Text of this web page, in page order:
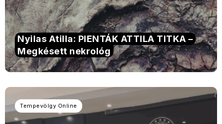
Nyilas Atilla: PIENTÁK ATTILA TITKA –
Megkésett nekrológ
Tempevölgy Online